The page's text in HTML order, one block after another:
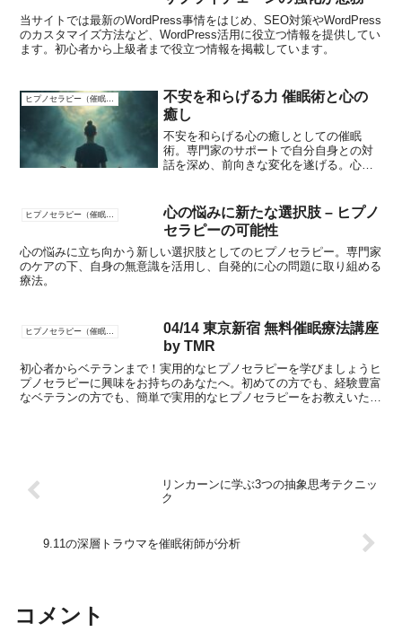
当サイトでは最新のWordPress事情をはじめ、SEO対策やWordPress
のカスタマイズ方法など、WordPress活用に役立つ情報を提供してい
ます。初心者から上級者まで役立つ情報を掲載しています。
不安を和らげる力 催眠術と心の
癒し
不安を和らげる心の癒しとしての催眠
術。専門家のサポートで自分自身との対
話を深め、前向きな変化を遂げる。心の
ヒプノセラピー（催眠療法）
心の悩みに新たな選択肢 – ヒプノ
セラピーの可能性
心の悩みに立ち向かう新しい選択肢としてのヒプノセラピー。専門家
のケアの下、自身の無意識を活用し、自発的に心の問題に取り組める
療法。
04/14 東京新宿 無料催眠療法講座
by TMR
初心者からベテランまで！実用的なヒプノセラピーを学びましょうヒ
プノセラピーに興味をお持ちのあなたへ。初めての方でも、経験豊富
なベテランの方でも、簡単で実用的なヒプノセラピーをお教えいたし
リンカーンに学ぶ3つの抽象思考テクニッ
ク
9.11の深層トラウマを催眠術師が分析
コメント